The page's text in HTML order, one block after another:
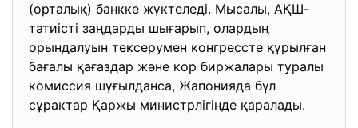
(орталық) банкке жүктеледі. Мысалы, АҚШ-
татиісті заңдарды шығарып, олардың
орындалуын тексерумен конгрессте қүрылған
бағалы қағаздар және кор биржалары туралы
комиссия шұғылданса, Жапонияда бұл
сұрактар Қаржы министрлігінде қаралады.